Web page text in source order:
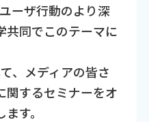
ーザ行動のより深
共同でこのテーマに
、メディアの皆さ
関するセミナーをオ
す。